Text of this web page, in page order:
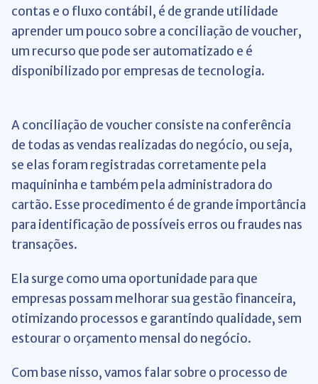
contas e o fluxo contábil, é de grande utilidade
aprender um pouco sobre a conciliação de voucher,
um recurso que pode ser automatizado e é
disponibilizado por empresas de tecnologia.
A conciliação de voucher consiste na conferência
de todas as vendas realizadas do negócio, ou seja,
se elas foram registradas corretamente pela
maquininha e também pela administradora do
cartão. Esse procedimento é de grande importância
para identificação de possíveis erros ou fraudes nas
transações.
Ela surge como uma oportunidade para que
empresas possam melhorar sua gestão financeira,
otimizando processos e garantindo qualidade, sem
estourar o orçamento mensal do negócio.
Com base nisso, vamos falar sobre o processo de